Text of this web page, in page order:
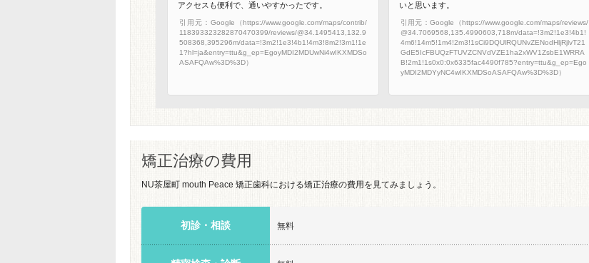
アクセスも便利で、通いやすかったです。
引用元：Google（https://www.google.com/maps/contrib/
118393323282870470399/reviews/@34.1495413,132.9
508368,395296m/data=!3m2!1e3!4b1!4m3!8m2!3m1!1e
1?hl=ja&entry=ttu&g_ep=EgoyMDI2MDUwNi4wIKXMDSo
ASAFQAw%3D%3D）
いと思います。
引用元：Google（https://www.google.com/maps/reviews/
@34.7069568,135.4990603,718m/data=!3m2!1e3!4b1!
4m6!14m5!1m4!2m3!1sCi9DQUlRQUNvZENodHljRjlvT21
GdE5IcFBUQzFTUVZCNVdVZE1ha2xWV1ZsbE1WRRA
B!2m1!1s0x0:0x6335fac4490f785?entry=ttu&g_ep=Ego
yMDI2MDYyNC4wIKXMDSoASAFQAw%3D%3D）
矯正治療の費用
NU茶屋町 mouth Peace 矯正歯科における矯正治療の費用を見てみましょう。
初診・相談 無料